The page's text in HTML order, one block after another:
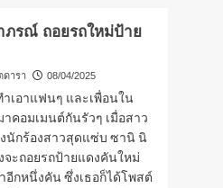
รณ์ ถอยรถใหม่ป้าย
ารา 08/04/2025
ำเอาแฟนๆ และเพื่อนใน
าคอมเมนต์กันรัวๆ เมื่อสาว
นักร้องสาวสุดแซ่บ ซานิ นิ
จะถอยรถป้ายแดงคันใหม่
อีกหนึ่งคัน ซึ่งเธอก็ได้โพสต์